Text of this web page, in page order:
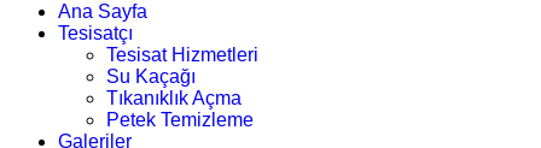
Ana Sayfa
Tesisatçı
Tesisat Hizmetleri
Su Kaçağı
Tıkanıklık Açma
Petek Temizleme
Galeriler